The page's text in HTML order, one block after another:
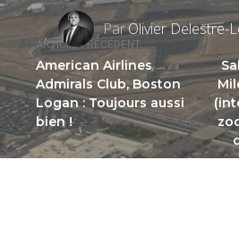
ARTICLE PRÉCÉDENT
American Airlines
Admirals Club, Boston
Logan : Toujours aussi
bien !
ParOlivier Delestre-